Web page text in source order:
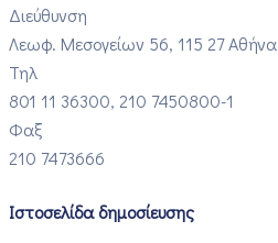
Διεύθυνση
Λεωφ. Μεσογείων 56, 115 27 Αθήνα
Τηλ
801 11 36300, 210 7450800-1
Φαξ
210 7473666
Ιστοσελίδα δημοσίευσης